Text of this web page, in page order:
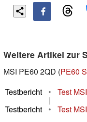
Weitere Artikel zur
MSI PE60 2QD (PE60
Testbericht
• Test
|
Testbericht
• Test